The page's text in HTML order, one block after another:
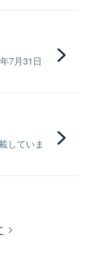
7月31日
していま